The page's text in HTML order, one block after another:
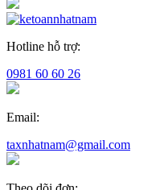
Hotline hỗ trợ:
0981 60 60 26
Email:
taxnhatnam@gmail.com